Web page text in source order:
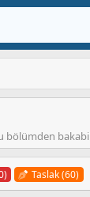
Taslak (60)